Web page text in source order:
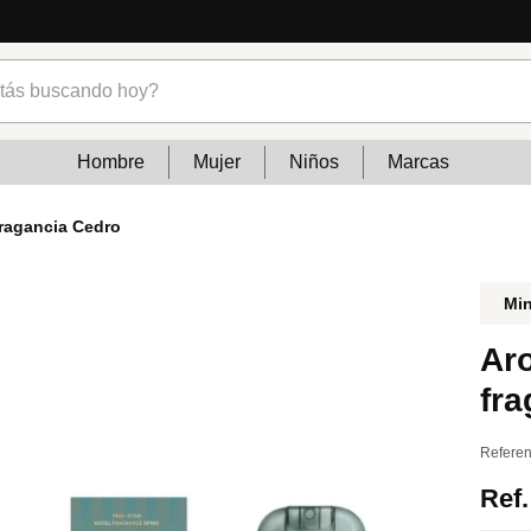
Hombre Mujer Niños Marcas
Cedro